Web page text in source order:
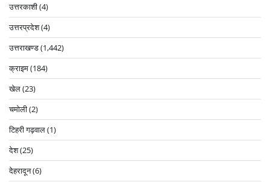
उत्तरकाशी(4)
उत्तरप्रदेश(4)
उत्तराखण्ड(1,442)
क्राइम(184)
खेल(23)
चमोली(2)
टिहरी गढ़वाल(1)
देश(25)
देहरादून(6)